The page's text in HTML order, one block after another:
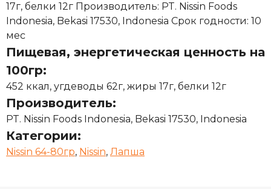
17г, белки 12г Производитель: PT. Nissin Foods
Indonesia, Bekasi 17530, Indonesia Срок годности: 10
мес
Пищевая, энергетическая ценность на
100гр:
452 ккал, угдеводы 62г, жиры 17г, белки 12г
Производитель:
PT. Nissin Foods Indonesia, Bekasi 17530, Indonesia
Категории:
Nissin 64-80гр, Nissin, Лапша